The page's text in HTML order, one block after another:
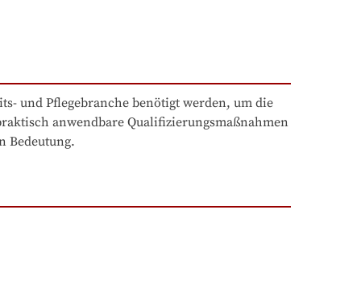
und Pflegebranche benötigt werden, um die
anwendbare Qualifizierungsmaßnahmen
Bedeutung.